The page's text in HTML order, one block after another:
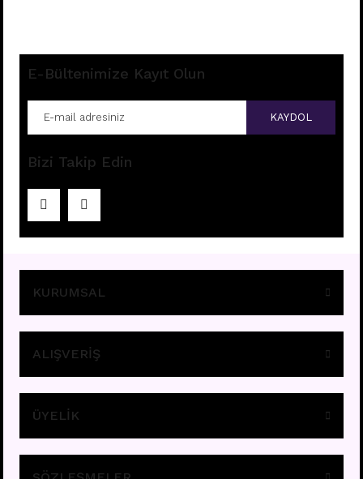
Fiyatları görebilmek içinüye girişi yapınız.
E-Bültenimize Kayıt Olun
KAYDOL
Bizi Takip Edin
KURUMSAL
ALIŞVERİŞ
ÜYELİK